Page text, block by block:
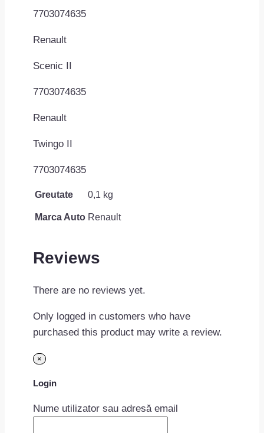
7703074635
Renault
Scenic II
7703074635
Renault
Twingo II
7703074635
Greutate 0,1 kg
Marca Auto Renault
Reviews
There are no reviews yet.
Only logged in customers who have
purchased this product may write a review.
×
Login
Nume utilizator sau adresă email